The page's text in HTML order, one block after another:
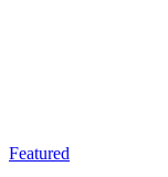
Featured